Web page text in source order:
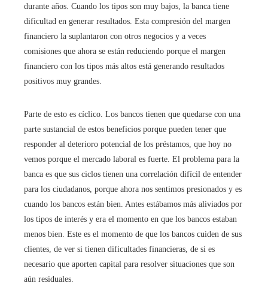
durante años. Cuando los tipos son muy bajos, la banca tiene
dificultad en generar resultados. Esta compresión del margen
financiero la suplantaron con otros negocios y a veces
comisiones que ahora se están reduciendo porque el margen
financiero con los tipos más altos está generando resultados
positivos muy grandes.
Parte de esto es cíclico. Los bancos tienen que quedarse con una
parte sustancial de estos beneficios porque pueden tener que
responder al deterioro potencial de los préstamos, que hoy no
vemos porque el mercado laboral es fuerte. El problema para la
banca es que sus ciclos tienen una correlación difícil de entender
para los ciudadanos, porque ahora nos sentimos presionados y es
cuando los bancos están bien. Antes estábamos más aliviados por
los tipos de interés y era el momento en que los bancos estaban
menos bien. Este es el momento de que los bancos cuiden de sus
clientes, de ver si tienen dificultades financieras, de si es
necesario que aporten capital para resolver situaciones que son
aún residuales.